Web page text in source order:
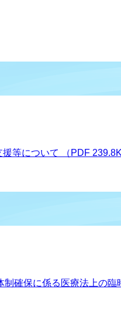
等について （PDF
制確保に係る医療法上の臨